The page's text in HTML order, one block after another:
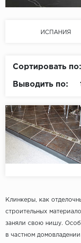
ИСПАНИЯ
Сортировать по:
Выводить по:
Клинкеры, как
строительных
заняли свою нишу.
в частном